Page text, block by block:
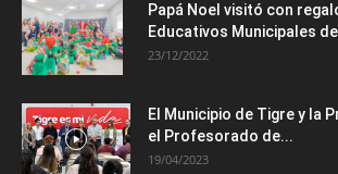
Papá Noel visitó con
Educativos Municipales
23/12/2022
El Municipio de Tigre y la
el Profesorado de...
19/04/2023